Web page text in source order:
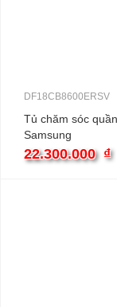
DF18CB8600ERSV
Tủ chăm sóc
Samsung
móc
22.300.000 ₫